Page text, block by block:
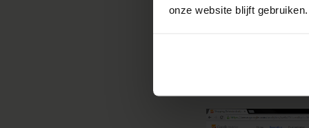
onze website blijft gebruiken.
Bewijs wat je